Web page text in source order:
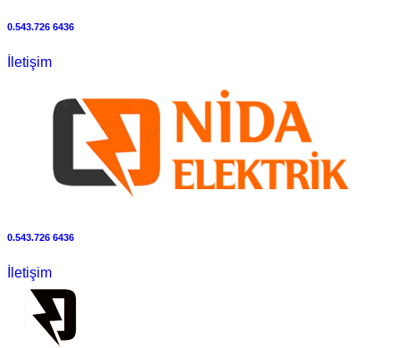
0.543.726 6436
İletişim
0.543.726 6436
İletişim